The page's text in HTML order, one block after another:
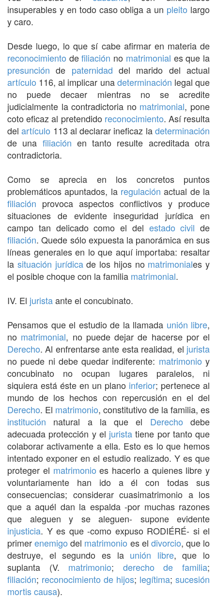
insuperables y en todo caso obliga a un pleito largo
y caro.
Desde luego, lo que sí cabe afirmar en materia de
reconocimiento defiliación no matrimonial es que la
presunción de paternidad del marido del actual
artículo 116, al implicar unadeterminación legal que
no puede decaer mientras no se acredite
judicialmente la contradictoria no matrimonial, pone
coto eficaz al pretendido reconocimiento. Así resulta
delartículo 113 al declarar ineficaz ladeterminación
de una filiación en tanto resulte acreditada otra
contradictoria.
Como se aprecia en los concretos puntos
problemáticos apuntados, la regulación actual de la
filiación provoca aspectos conflictivos y produce
situaciones de evidente inseguridad jurídica en
campo tan delicado como el del estado civil de
filiación. Quede sólo expuesta la panorámica en sus
líneas generales en lo que aquí importaba: resaltar
la situación jurídicade los hijos no matrimoniales y
el posible choque con la familia matrimonial.
IV. El juristaante el concubinato.
Pensamos que el estudio de la llamada unión libre,
no matrimonial, no puede dejar de hacerse por el
Derecho. Al enfrentarse ante esta realidad, el jurista
no puede ni debe quedar indiferente: matrimonio y
concubinato no ocupan lugares paralelos, ni
siquiera está éste en un plano inferior; pertenece al
mundo de los hechos con repercusión en el del
Derecho. El matrimonio, constitutivo de la familia, es
institución natural a la que el Derecho debe
adecuada protección y el jurista tiene por tanto que
colaborar activamente a ella. Esto es lo que hemos
intentado exponer en el estudio realizado. Y es que
proteger el matrimonio es hacerlo a quienes libre y
voluntariamente han ido a él con todas sus
consecuencias; considerar cuasimatrimonio a los
que a aquél dan la espalda -por muchas razones
que aleguen y se aleguen- supone evidente
injusticia. Y es que -como expuso RODIÉRÉ- si el
primerenemigo del matrimonio es el divorcio, que lo
destruye, el segundo es la unión libre, que lo
suplanta (V. matrimonio; derecho de familia;
filiación; reconocimiento de hijos; legítima; sucesión
mortis causa).